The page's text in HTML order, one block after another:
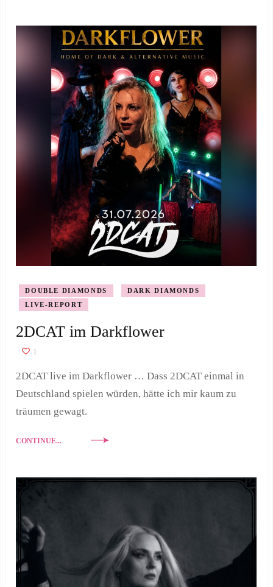
DOUBLE DIAMONDS
DARK DIAMONDS
LIVE-REPORT
2DCAT im Darkflower
1
2DCAT live im Darkflower … Dass 2DCAT einmal in
Deutschland spielen würden, hätte ich mir kaum zu
träumen gewagt.
CONTINUE...